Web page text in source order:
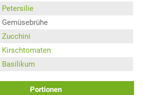
Petersilie
Gemüsebrühe
Zucchini
Kirschtomaten
Basilikum
Portionen